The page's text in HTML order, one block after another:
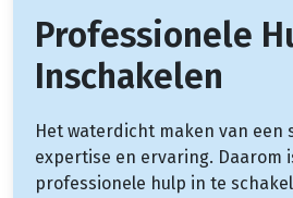
Professionele
Inschakelen
Het waterdicht maken van een
expertise en ervaring. Daarom
professionele hulp in te